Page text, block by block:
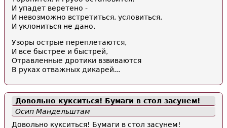
И упадет веретено -
И невозможно встретиться, условиться,
И уклониться не дано.
Узоры острые переплетаются,
И все быстрее и быстрей,
Отравленные дротики взвиваются
В руках отважных дикарей...
Довольно кукситься! Бумаги в стол засунем!
Осип Мандельштам
Довольно кукситься! Бумаги в стол засунем!